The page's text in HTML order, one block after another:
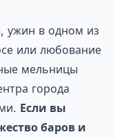
ужин в одном из
или любование
мельницы
города
Если вы
баров и